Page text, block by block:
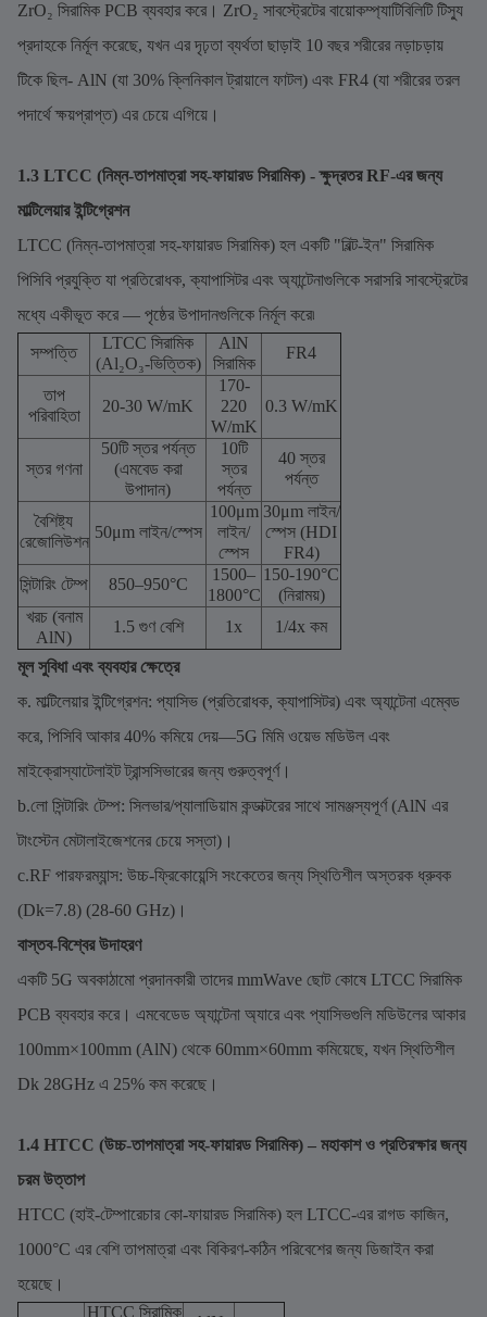
ZrO₂ সিরামিক PCB ব্যবহার করে। ZrO₂ সাবস্ট্রেটের বায়োকম্প্যাটিবিলিটি টিস্যু
প্রদাহকে নির্মূল করেছে, যখন এর দৃঢ়তা ব্যর্থতা ছাড়াই 10 বছর শরীরের নড়াচড়ায়
টিকে ছিল- AlN (যা 30% ক্লিনিকাল ট্রায়ালে ফাটল) এবং FR4 (যা শরীরের তরল
পদার্থে ক্ষয়প্রাপ্ত) এর চেয়ে এগিয়ে।
1.3 LTCC (নিম্ন-তাপমাত্রা সহ-ফায়ারড সিরামিক) - ক্ষুদ্রতর RF-এর জন্য
মাল্টিলেয়ার ইন্টিগ্রেশন
LTCC (নিম্ন-তাপমাত্রা সহ-ফায়ারড সিরামিক) হল একটি "বিল্ট-ইন" সিরামিক
পিসিবি প্রযুক্তি যা প্রতিরোধক, ক্যাপাসিটর এবং অ্যান্টেনাগুলিকে সরাসরি সাবস্ট্রেটের
মধ্যে একীভূত করে — পৃষ্ঠের উপাদানগুলিকে নির্মূল করে৷
সম্পত্তি
LTCC সিরামিক
(Al₂O₃-ভিত্তিক)
AlN
সিরামিক
FR4
তাপ
পরিবাহিতা
20-30 W/mK
170-
220
W/mK
0.3 W/mK
স্তর গণনা
50টি স্তর পর্যন্ত
(এমবেড করা
উপাদান)
10টি
স্তর
পর্যন্ত
40 স্তর
পর্যন্ত
বৈশিষ্ট্য
রেজোলিউশন
50μm লাইন/স্পেস
100μm
লাইন/
স্পেস
30μm লাইন/
স্পেস (HDI
FR4)
সিন্টারিং টেম্প
850–950°C
1500–
1800°C
150-190°C
(নিরাময়)
খরচ (বনাম
AlN)
1.5 গুণ বেশি 1x 1/4x কম
মূল সুবিধা এবং ব্যবহার ক্ষেত্রে
ক. মাল্টিলেয়ার ইন্টিগ্রেশন: প্যাসিভ (প্রতিরোধক, ক্যাপাসিটর) এবং অ্যান্টেনা এম্বেড
করে, পিসিবি আকার 40% কমিয়ে দেয়—5G মিমি ওয়েভ মডিউল এবং
মাইক্রোস্যাটেলাইট ট্রান্সসিভারের জন্য গুরুত্বপূর্ণ।
b.লো সিন্টারিং টেম্প: সিলভার/প্যালাডিয়াম কন্ডাক্টরের সাথে সামঞ্জস্যপূর্ণ (AlN এর
টাংস্টেন মেটালাইজেশনের চেয়ে সস্তা)।
c.RF পারফরম্যান্স: উচ্চ-ফ্রিকোয়েন্সি সংকেতের জন্য স্থিতিশীল অস্তরক ধ্রুবক
(Dk=7.8) (28-60 GHz)।
বাস্তব-বিশ্বের উদাহরণ
একটি 5G অবকাঠামো প্রদানকারী তাদের mmWave ছোট কোষে LTCC সিরামিক
PCB ব্যবহার করে। এমবেডেড অ্যান্টেনা অ্যারে এবং প্যাসিভগুলি মডিউলের আকার
100mm×100mm (AlN) থেকে 60mm×60mm কমিয়েছে, যখন স্থিতিশীল
Dk 28GHz এ 25% কম করেছে।
1.4 HTCC (উচ্চ-তাপমাত্রা সহ-ফায়ারড সিরামিক) – মহাকাশ ও প্রতিরক্ষার জন্য
চরম উত্তাপ
HTCC (হাই-টেম্পারেচার কো-ফায়ারড সিরামিক) হল LTCC-এর রাগড কাজিন,
1000°C এর বেশি তাপমাত্রা এবং বিকিরণ-কঠিন পরিবেশের জন্য ডিজাইন করা
হয়েছে।
HTCC সিরামিক